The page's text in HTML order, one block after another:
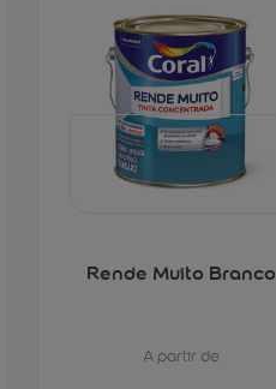
Rende Muito Branco
A partir de